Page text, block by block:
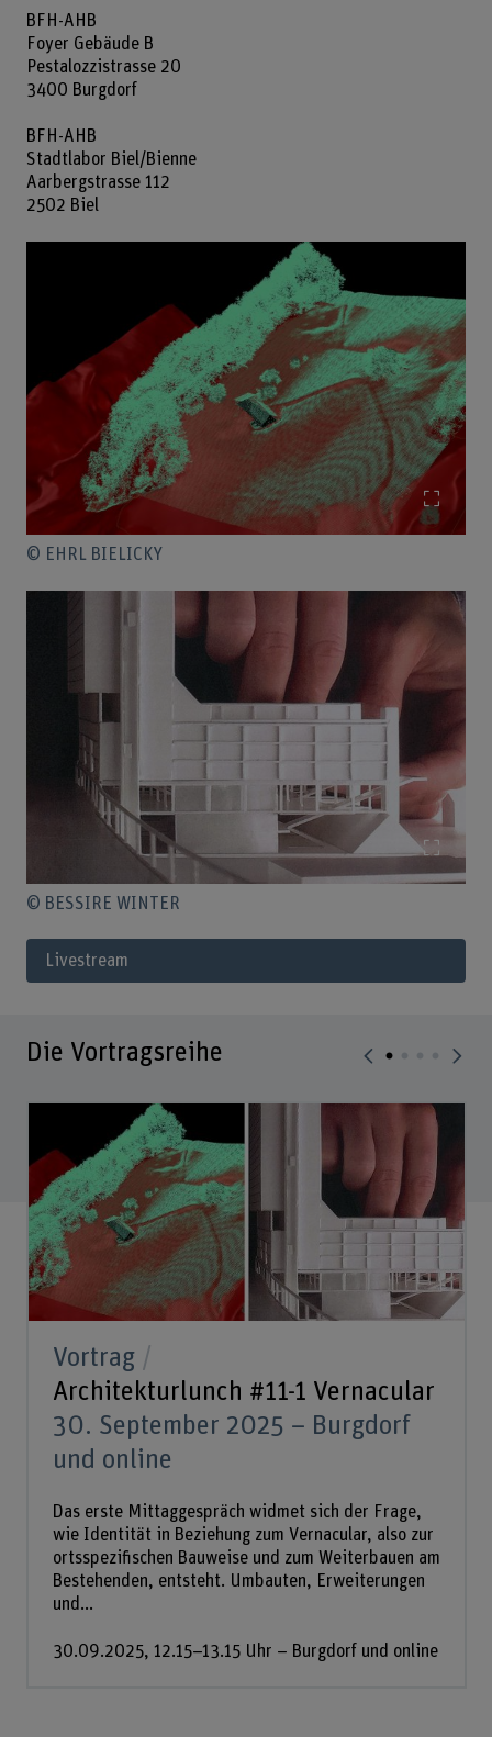
BFH-AHB
Foyer Gebäude B
Pestalozzistrasse 20
3400 Burgdorf
BFH-AHB
Stadtlabor Biel/Bienne
Aarbergstrasse 112
2502 Biel
© EHRL BIELICKY
© BESSIRE WINTER
Livestream
Die Vortragsreihe
Vortrag
Architekturlunch #11-1 Vernacular
30. September 2025 – Burgdorf
und online
Das erste Mittaggespräch widmet sich der Frage,
wie Identität in Beziehung zum Vernacular, also zur
ortsspezifischen Bauweise und zum Weiterbauen am
Bestehenden, entsteht. Umbauten, Erweiterungen
und...
30.09.2025, 12.15–13.15 Uhr – Burgdorf und online